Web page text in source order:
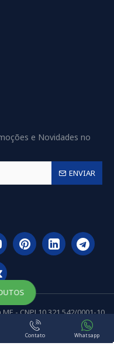
e Novidades no
ENVIAR
- CNPJ 10.321.542/0001-10
Contato Whatsapp